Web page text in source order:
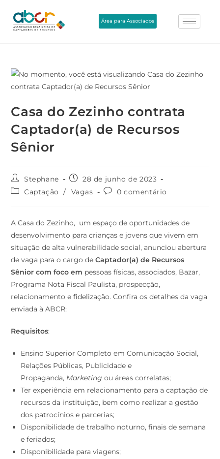
Área para Associados
Casa do Zezinho contrata
Captador(a) de Recursos
Sênior
Stephane
28 de junho de 2023
Captação
/ Vagas 0 comentário
A Casa do Zezinho, um espaço de oportunidades de
desenvolvimento para crianças e jovens que vivem em
situação de alta vulnerabilidade social, anunciou abertura
de vaga para o cargo deCaptador(a) de Recursos
Sênior com foco em pessoas físicas, associados, Bazar,
Programa Nota Fiscal Paulista, prospecção,
relacionamento e fidelização. Confira os detalhes da vaga
enviada à ABCR:
Requisitos:
Ensino Superior Completo em Comunicação Social,
Relações Públicas, Publicidade e
Propaganda, Marketingou áreas correlatas;
Ter experiência em relacionamento para a captação de
recursos da instituição, bem como realizar a gestão
dos patrocínios e parcerias;
Disponibilidade de trabalho noturno, finais de semana
e feriados;
Disponibilidade para viagens;